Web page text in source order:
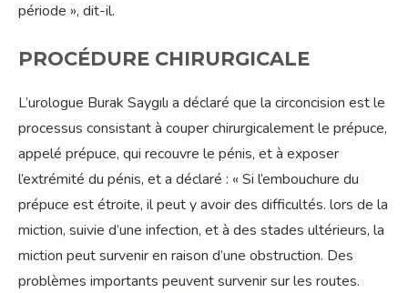
période », dit-il.
PROCÉDURE CHIRURGICALE
L’urologue Burak Saygılı a déclaré que la circoncision est le
processus consistant à couper chirurgicalement le prépuce,
appelé prépuce, qui recouvre le pénis, et à exposer
l’extrémité du pénis, et a déclaré : « Si l’embouchure du
prépuce est étroite, il peut y avoir des difficultés. lors de la
miction, suivie d’une infection, et à des stades ultérieurs, la
miction peut survenir en raison d’une obstruction. Des
problèmes importants peuvent survenir sur les routes.